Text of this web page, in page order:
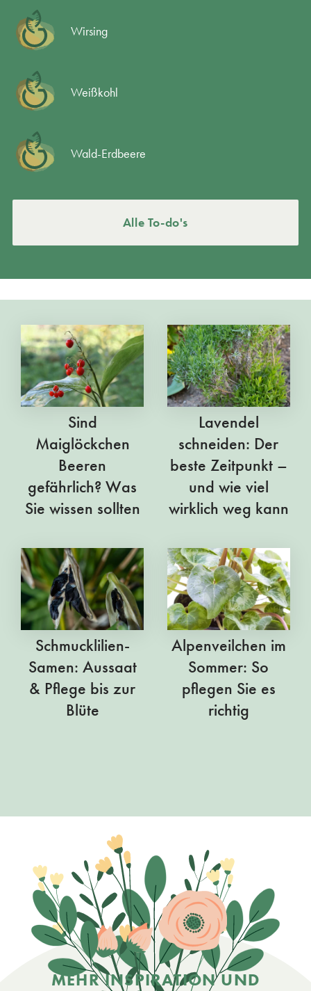
Wirsing
Weißkohl
Wald-Erdbeere
Alle To-do's
Sind
Maiglöckchen
Beeren
gefährlich? Was
Sie wissen sollten
Lavendel
schneiden: Der
beste Zeitpunkt –
und wie viel
wirklich weg kann
Schmucklilien-
Samen: Aussaat
& Pflege bis zur
Blüte
Alpenveilchen im
Sommer: So
pflegen Sie es
richtig
MEHR INSPIRATION UND